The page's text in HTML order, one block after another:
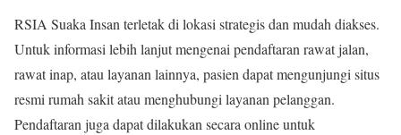
RSIA Suaka Insan terletak di lokasi strategis dan mudah diakses.
Untuk informasi lebih lanjut mengenai pendaftaran rawat jalan,
rawat inap, atau layanan lainnya, pasien dapat mengunjungi situs
resmi rumah sakit atau menghubungi layanan pelanggan.
Pendaftaran juga dapat dilakukan secara online untuk